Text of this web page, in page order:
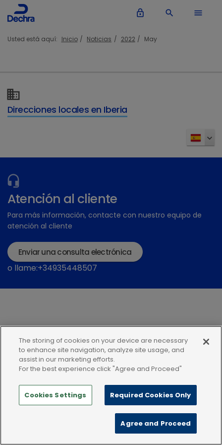
lock_outline search menu
Usted está aquí: Inicio Noticias 2022 May
Direcciones locales en Iberia
Atención al cliente
Para más información, contacte con nuestro equipo de
atención al cliente
Enviar una consulta electrónica
o llame:+34935448507
Política de privacidad
Condiciones de uso
Política de Cookies
The storing of cookies on your device are necessary
to enhance site navigation, analyze site usage, and
assist in our marketing efforts.
For the best experience click "Agree and Proceed"
Cookies Settings Required Cookies Only
Agree and Proceed